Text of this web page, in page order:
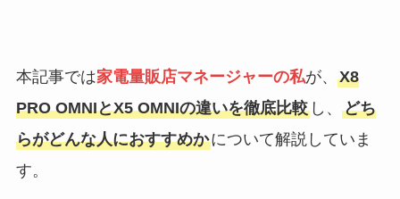
本記事では家電量販店マネージャーの私が、 X8
PRO OMNIとX5 OMNIの違いを徹底比較し、 どち
らがどんな人におすすめかについて解説していま
す。